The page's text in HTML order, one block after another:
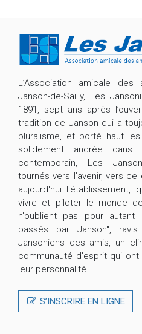
L’Association amicale
Janson-de-Sailly, Les
1891, sept ans après
tradition de Janson qui a
pluralisme, et porté haut
solidement ancrée
contemporain, Les
tournés vers l’avenir, vers
aujourd'hui l'établissement,
vivre et piloter le monde
n'oublient pas pour
passés par Janson",
Jansoniens des amis, un
communauté d'esprit qui
leur personnalité.
S’INSCRIRE EN LIGNE